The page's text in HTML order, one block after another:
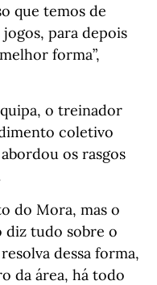
que temos de
para depois
forma”,
o treinador
coletivo
os rasgos
do Mora, mas o
diz tudo sobre o
dessa forma,
da área, há todo